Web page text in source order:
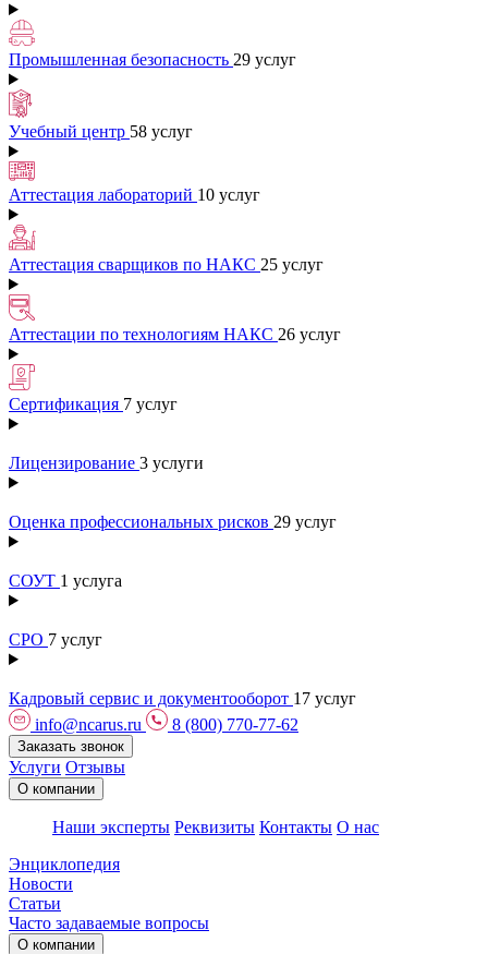
Промышленная безопасность 29 услуг
Учебный центр 58 услуг
Аттестация лабораторий 10 услуг
Аттестация сварщиков по НАКС 25 услуг
Аттестации по технологиям НАКС 26 услуг
Сертификация 7 услуг
Лицензирование 3 услуги
Оценка профессиональных рисков 29 услуг
СОУТ 1 услуга
СРО 7 услуг
Кадровый сервис и документооборот 17 услуг
info@ncarus.ru
8 (800) 770-77-62
Заказать звонок
Услуги Отзывы
О компании
Наши эксперты Реквизиты Контакты О нас
Энциклопедия
Новости
Статьи
Часто задаваемые вопросы
О компании